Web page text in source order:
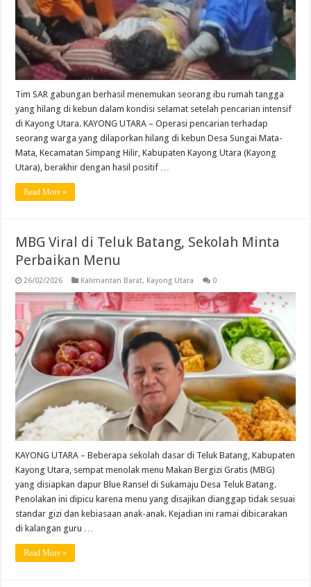
Tim SAR gabungan berhasil menemukan seorang ibu rumah tangga
yang hilang di kebun dalam kondisi selamat setelah pencarian intensif
di Kayong Utara. KAYONG UTARA – Operasi pencarian terhadap
seorang warga yang dilaporkan hilang di kebun Desa Sungai Mata-
Mata, Kecamatan Simpang Hilir, Kabupaten Kayong Utara (Kayong
Utara), berakhir dengan hasil positif …
Read More »
MBG Viral di Teluk Batang, Sekolah Minta
Perbaikan Menu
26/02/2026 Kalimantan Barat, Kayong Utara 0
KAYONG UTARA – Beberapa sekolah dasar di Teluk Batang, Kabupaten
Kayong Utara, sempat menolak menu Makan Bergizi Gratis (MBG)
yang disiapkan dapur Blue Ransel di Sukamaju Desa Teluk Batang.
Penolakan ini dipicu karena menu yang disajikan dianggap tidak sesuai
standar gizi dan kebiasaan anak-anak. Kejadian ini ramai dibicarakan
di kalangan guru …
Read More »